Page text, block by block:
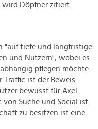
Döpfner zitiert.
"auf tiefe und langfristige
und Nutzern", wobei es
pflegen möchte.
ist der Beweis
bewusst für Axel
von Suche und Social ist
zu besitzen ist eine